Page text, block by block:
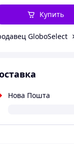
Купить
GloboSelect
Нова Пошта